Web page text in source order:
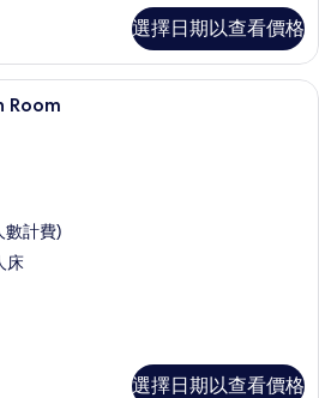
選擇日期以查看價格
Standard Double or Twin Room | 書
Room
數計費)
床
選擇日期以查看價格